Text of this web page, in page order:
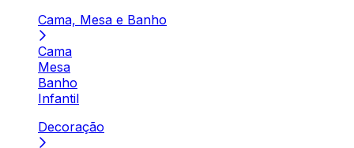
Cama, Mesa e Banho
Cama
Mesa
Banho
Infantil
Decoração